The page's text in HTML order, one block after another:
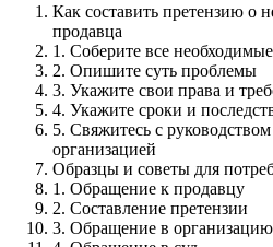
Как составить претензию о
продавца
1. Соберите все
2. Опишите суть проблемы
3. Укажите свои права и
4. Укажите сроки и
5. Свяжитесь с
организацией
Образцы и советы для
1. Обращение к продавцу
2. Составление претензии
3. Обращение в организацию